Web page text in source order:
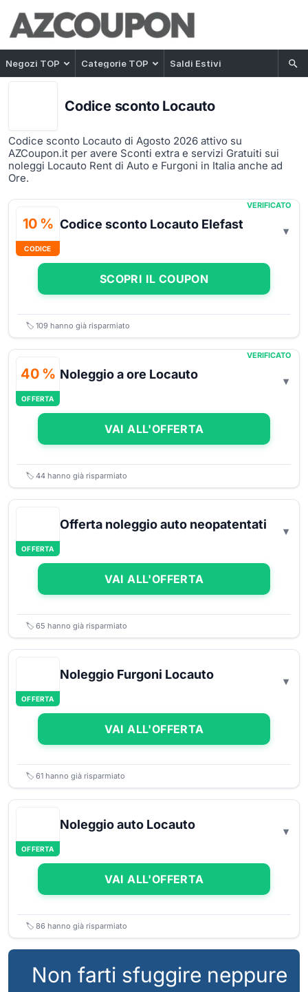
Negozi TOP Categorie TOP Saldi Estivi
Codice sconto Locauto
Codice sconto Locauto di Agosto 2026 attivo su
AZCoupon.it per avere Sconti extra e servizi Gratuiti sui
noleggi Locauto Rent di Auto e Furgoni in Italia anche ad
Ore.
10 %
CODICE
VERIFICATO
Codice sconto Locauto Elefast
SCOPRI IL COUPON
🏷️ 109 hanno già risparmiato
40 %
OFFERTA
VERIFICATO
Noleggio a ore Locauto
VAI ALL'OFFERTA
🏷️ 44 hanno già risparmiato
OFFERTA
Offerta noleggio auto neopatentati
VAI ALL'OFFERTA
🏷️ 65 hanno già risparmiato
OFFERTA
Noleggio Furgoni Locauto
VAI ALL'OFFERTA
🏷️ 61 hanno già risparmiato
OFFERTA
Noleggio auto Locauto
VAI ALL'OFFERTA
🏷️ 86 hanno già risparmiato
Non farti sfuggire neppure